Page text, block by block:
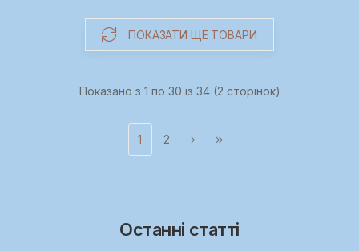
ПОКАЗАТИ ЩЕ ТОВАРИ
Показано з 1 по 30 із 34 (2 сторінок)
1 2
Останні статті